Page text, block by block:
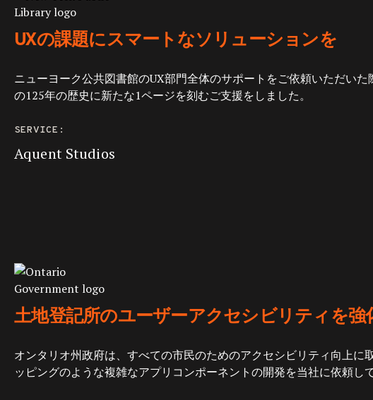
UXの課題にスマートなソリューションを
ニューヨーク公共図書館のUX部門全体のサポートをご依頼いただい
の125年の歴史に新たな1ページを刻むご支援をしました。
SERVICE:
Aquent Studios
土地登記所のユーザーアクセシビリティを強
オンタリオ州政府は、すべての市民のためのアクセシビリティ向上
ッピングのような複雑なアプリコンポーネントの開発を当社に依頼して